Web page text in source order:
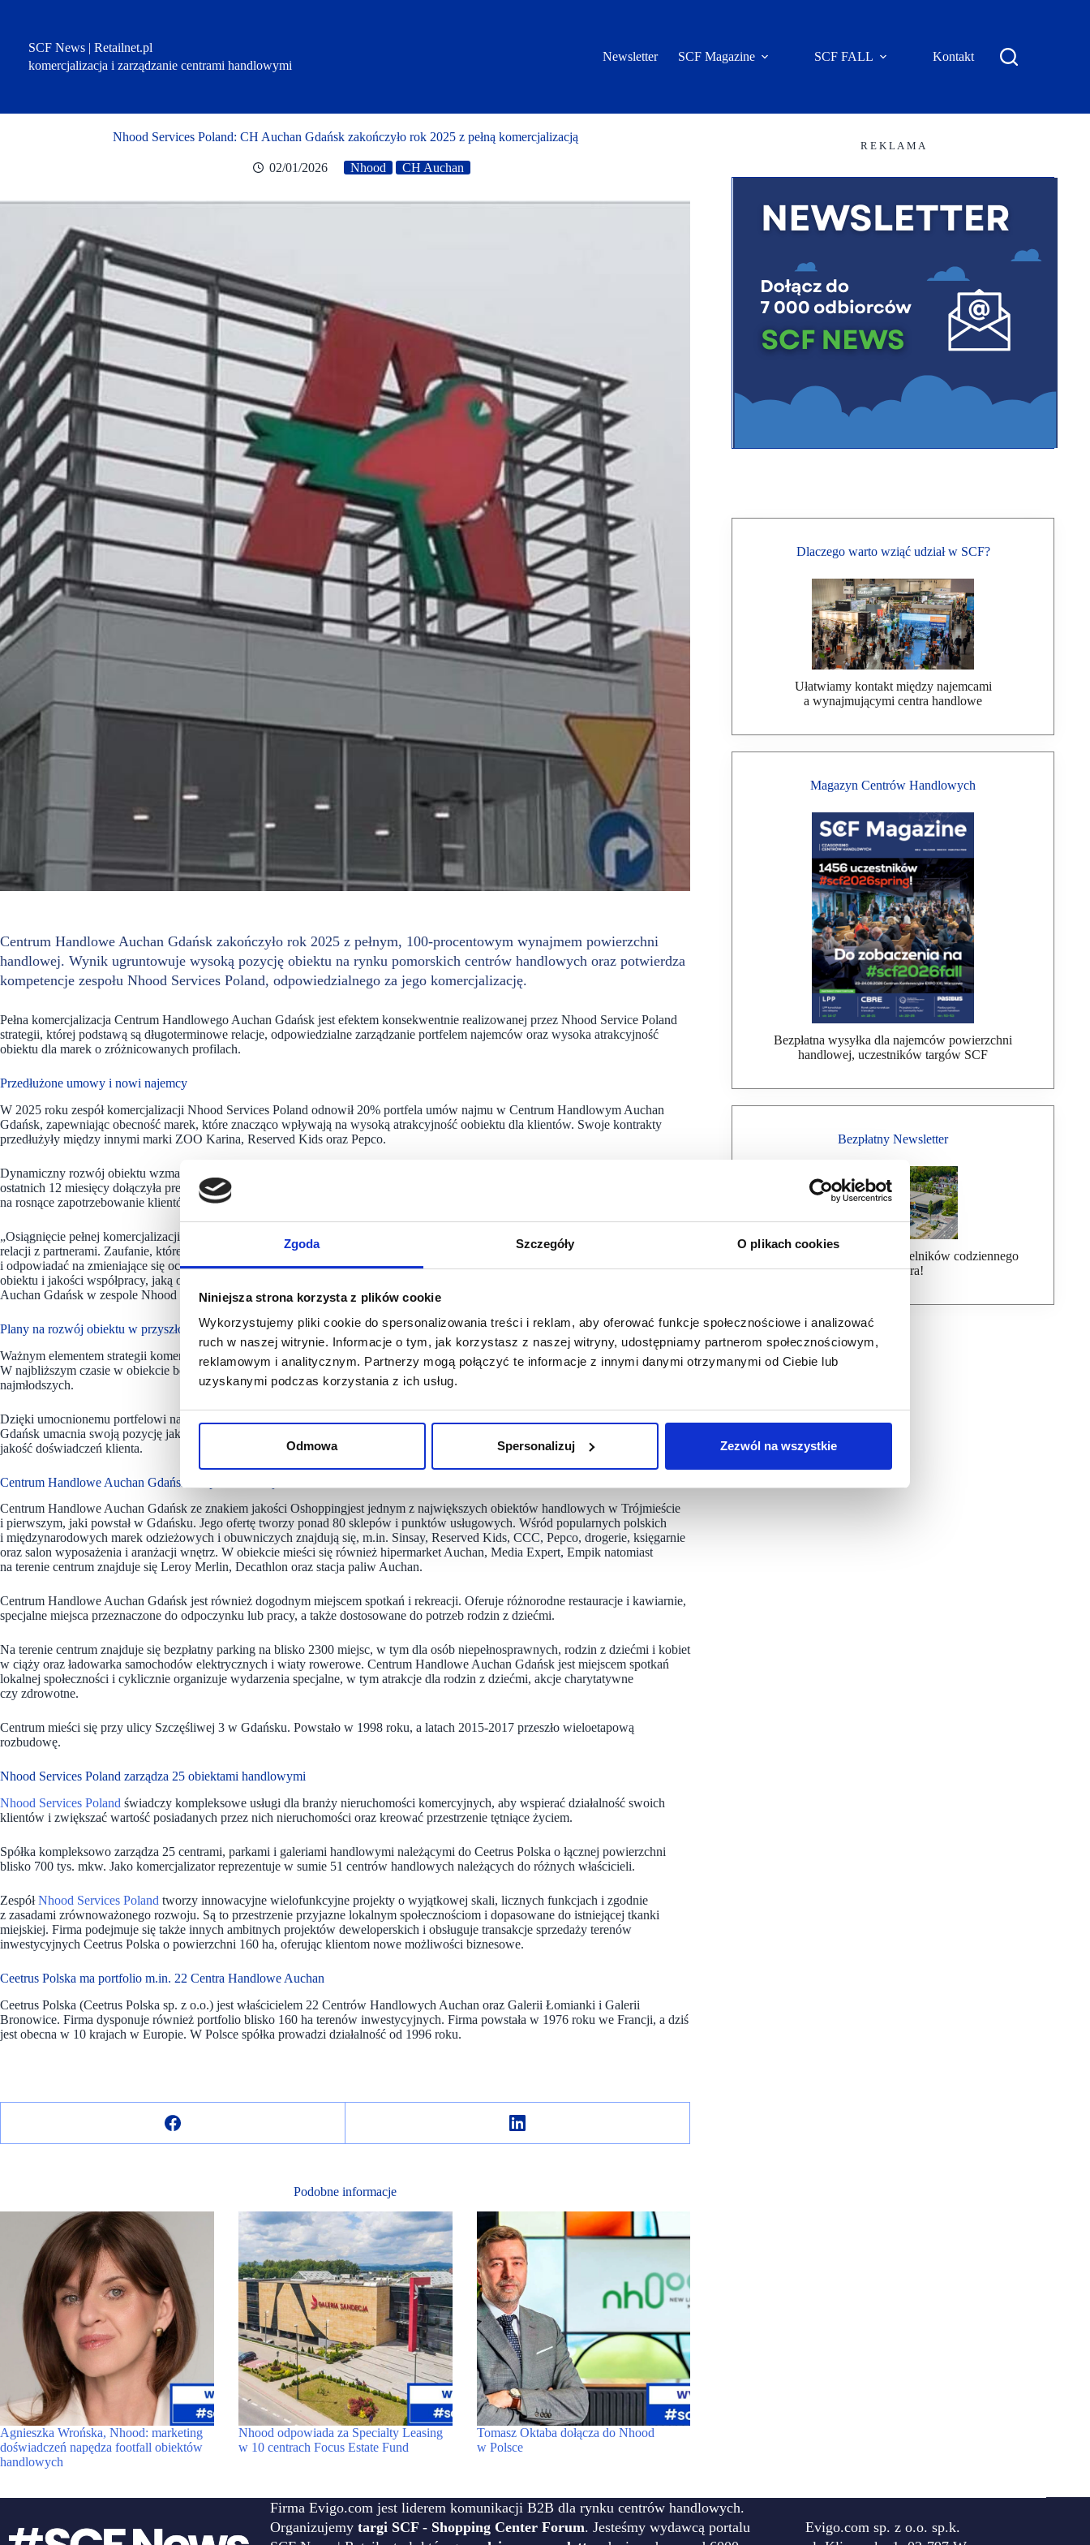
Zgoda Szczegóły O plikach cookies
Niniejsza strona korzysta z plików cookie
Wykorzystujemy pliki cookie do spersonalizowania treści i reklam, aby oferować funkcje społecznościowe i analizować
ruch w naszej witrynie. Informacje o tym, jak korzystasz z naszej witryny, udostępniamy partnerom społecznościowym,
reklamowym i analitycznym. Partnerzy mogą połączyć te informacje z innymi danymi otrzymanymi od Ciebie lub
uzyskanymi podczas korzystania z ich usług.
Odmowa Spersonalizuj Zezwól na wszystkie
SCF News | Retailnet.pl
komercjalizacja i zarządzanie centrami handlowymi
Newsletter SCF Magazine SCF FALL Kontakt
Nhood Services Poland: CH Auchan Gdańsk zakończyło rok 2025 z pełną komercjalizacją
02/01/2026 Nhood CH Auchan
Centrum Handlowe Auchan Gdańsk zakończyło rok 2025 z pełnym, 100-procentowym wynajmem powierzchni
handlowej. Wynik ugruntowuje wysoką pozycję obiektu na rynku pomorskich centrów handlowych oraz potwierdza
kompetencje zespołu Nhood Services Poland, odpowiedzialnego za jego komercjalizację.
Pełna komercjalizacja Centrum Handlowego Auchan Gdańsk jest efektem konsekwentnie realizowanej przez Nhood Service Poland
strategii, której podstawą są długoterminowe relacje, odpowiedzialne zarządzanie portfelem najemców oraz wysoka atrakcyjność
obiektu dla marek o zróżnicowanych profilach.
Przedłużone umowy i nowi najemcy
W 2025 roku zespół komercjalizacji Nhood Services Poland odnowił 20% portfela umów najmu w Centrum Handlowym Auchan
Gdańsk, zapewniając obecność marek, które znacząco wpływają na wysoką atrakcyjność oobiektu dla klientów. Swoje kontrakty
przedłużyły między innymi marki ZOO Karina, Reserved Kids oraz Pepco.
Dynamiczny rozwój obiektu wzmacniają również nowe otwarcia. Do najemców Centrum Handlowego Auchan Gdańsk w ciągu
ostatnich 12 miesięcy dołączyła prestiżowa sieć Douglas, a drogeria Rossmann powiększyła swoją powierzchnię, w odpowiedzi
na rosnące zapotrzebowanie klientów. Ponad to w segmencie gastronomicznym pojawił się nowy koncept Pyszne i Zdrowe.
„Osiągnięcie pełnej komercjalizacji to nie tylko kwestia liczb, ale przede wszystkim efekt wieloletnich, konsekwentnie budowanych
relacji z partnerami. Zaufanie, które nam okazują, pozwala wspólnie planować rozwój Centrum Handlowego Auchan Gdańsk
i odpowiadać na zmieniające się oczekiwania klientów. Tegoroczne wyniki komercjalizacji są potwierdzeniem stabilności naszego
obiektu i jakości współpracy, jaką oferujemy najemcom”
Auchan Gdańsk w zespole Nhood Services Poland.
Plany na rozwój obiektu w przyszłości
Ważnym elementem strategii komercjalizacji Centrum Handlowego Auchan Gdańsk jest konsekwentny rozwój jego oferty dla rodzin.
W najbliższym czasie w obiekcie będzie udostępniona nowa przestrzeń zabaw – Bajkowy Labirynt – która uzupełni strefę dla
najmłodszych.
Dzięki umocnionemu portfelowi najemców, rozszerzonej ofercie oraz inwestycjom w przestrzeń rodzinną, Centrum Handlowe Auchan
Gdańsk umacnia swoją pozycję jako kluczowy obiekt handlowy w regionie, zapewniające stabilne otoczenie biznesowe i wysoką
jakość doświadczeń klienta.
Centrum Handlowe Auchan Gdańsk ma ponad 80 najemców
Centrum Handlowe Auchan Gdańsk ze znakiem jakości Oshoppingjest jednym z największych obiektów handlowych w Trójmieście
i pierwszym, jaki powstał w Gdańsku. Jego ofertę tworzy ponad 80 sklepów i punktów usługowych. Wśród popularnych polskich
i międzynarodowych marek odzieżowych i obuwniczych znajdują się, m.in. Sinsay, Reserved Kids, CCC, Pepco, drogerie, księgarnie
oraz salon wyposażenia i aranżacji wnętrz. W obiekcie mieści się również hipermarket Auchan, Media Expert, Empik natomiast
na terenie centrum znajduje się Leroy Merlin, Decathlon oraz stacja paliw Auchan.
Centrum Handlowe Auchan Gdańsk jest również dogodnym miejscem spotkań i rekreacji. Oferuje różnorodne restauracje i kawiarnie,
specjalne miejsca przeznaczone do odpoczynku lub pracy, a także dostosowane do potrzeb rodzin z dziećmi.
Na terenie centrum znajduje się bezpłatny parking na blisko 2300 miejsc, w tym dla osób niepełnosprawnych, rodzin z dziećmi i kobiet
w ciąży oraz ładowarka samochodów elektrycznych i wiaty rowerowe. Centrum Handlowe Auchan Gdańsk jest miejscem spotkań
lokalnej społeczności i cyklicznie organizuje wydarzenia specjalne, w tym atrakcje dla rodzin z dziećmi, akcje charytatywne
czy zdrowotne.
Centrum mieści się przy ulicy Szczęśliwej 3 w Gdańsku. Powstało w 1998 roku, a latach 2015-2017 przeszło wieloetapową
rozbudowę.
Nhood Services Poland zarządza 25 obiektami handlowymi
Nhood Services Poland świadczy kompleksowe usługi dla branży nieruchomości komercyjnych, aby wspierać działalność swoich
klientów i zwiększać wartość posiadanych przez nich nieruchomości oraz kreować przestrzenie tętniące życiem.
Spółka kompleksowo zarządza 25 centrami, parkami i galeriami handlowymi należącymi do Ceetrus Polska o łącznej powierzchni
blisko 700 tys. mkw. Jako komercjalizator reprezentuje w sumie 51 centrów handlowych należących do różnych właścicieli.
ZespółNhood Services Poland tworzy innowacyjne wielofunkcyjne projekty o wyjątkowej skali, licznych funkcjach i zgodnie
z zasadami zrównoważonego rozwoju. Są to przestrzenie przyjazne lokalnym społecznościom i dopasowane do istniejącej tkanki
miejskiej. Firma podejmuje się także innych ambitnych projektów deweloperskich i obsługuje transakcje sprzedaży terenów
inwestycyjnych Ceetrus Polska o powierzchni 160 ha, oferując klientom nowe możliwości biznesowe.
Ceetrus Polska ma portfolio m.in. 22 Centra Handlowe Auchan
Ceetrus Polska (Ceetrus Polska sp. z o.o.) jest właścicielem 22 Centrów Handlowych Auchan oraz Galerii Łomianki i Galerii
Bronowice. Firma dysponuje również portfolio blisko 160 ha terenów inwestycyjnych. Firma powstała w 1976 roku we Francji, a dziś
jest obecna w 10 krajach w Europie. W Polsce spółka prowadzi działalność od 1996 roku.
Podobne informacje
Agnieszka Wrońska, Nhood: marketing
doświadczeń napędza footfall obiektów
handlowych
Nhood odpowiada za Specialty Leasing
w 10 centrach Focus Estate Fund
Tomasz Oktaba dołącza do Nhood
w Polsce
R E K L A M A
Dlaczego warto wziąć udział w SCF?
Ułatwiamy kontakt między najemcami
a wynajmującymi centra handlowe
Magazyn Centrów Handlowych
Bezpłatna wysyłka dla najemców powierzchni
handlowej, uczestników targów SCF
Bezpłatny Newsletter
Dołącz do ponad 7000 czytelników codziennego
newslettera!
Firma Evigo.com jest liderem komunikacji B2B dla rynku centrów handlowych.
Organizujemy targi SCF - Shopping Center Forum. Jesteśmy wydawcą portalu
Evigo.com sp. z o.o. sp.k.